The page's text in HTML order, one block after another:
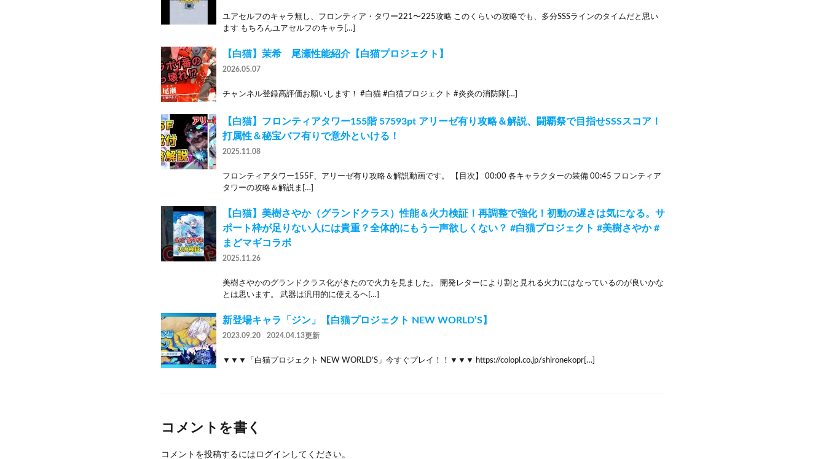
ユアセルフのキャラ無し、フロンティア・タワー221〜225攻略 このくらいの攻略でも、多分SSSラインのタイムだと思い
ます もちろんユアセルフのキャラ[…]
【白猫】茉希 尾瀬性能紹介【白猫プロジェクト】
2026.05.07
チャンネル登録高評価お願いします！ #白猫 #白猫プロジェクト #炎炎の消防隊[…]
【白猫】フロンティアタワー155階 57593pt アリーゼ有り攻略＆解説、闘覇祭で目指せSSSスコア！
打属性＆秘宝バフ有りで意外といける！
2025.11.08
フロンティアタワー155F、アリーゼ有り攻略＆解説動画です。 【目次】 00:00 各キャラクターの装備 00:45 フロンティア
タワーの攻略＆解説ま[…]
【白猫】美樹さやか（グランドクラス）性能＆火力検証！再調整で強化！初動の遅さは気になる。サ
ポート枠が足りない人には貴重？全体的にもう一声欲しくない？ #白猫プロジェクト #美樹さやか #
まどマギコラボ
2025.11.26
美樹さやかのグランドクラス化がきたので火力を見ました。 開発レターにより割と見れる火力にはなっているのが良いかな
とは思います。 武器は汎用的に使えるヘ[…]
新登場キャラ「ジン」【白猫プロジェクト NEW WORLD’S】
2023.09.20 2024.04.13更新
▼▼▼「白猫プロジェクト NEW WORLD’S」今すぐプレイ！！▼▼▼ https://colopl.co.jp/shironekopr[…]
コメントを書く
コメントを投稿するには ログイン してください。